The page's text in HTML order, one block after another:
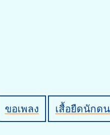
ขอเพลง เสื้อยืดนักด